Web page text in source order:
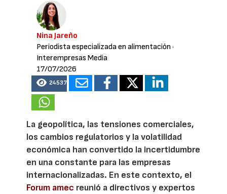
Nina Jareño
Periodista especializada en alimentación ·
Interempresas Media
17/07/2026
24537
La geopolítica, las tensiones comerciales,
los cambios regulatorios y la volatilidad
económica han convertido la incertidumbre
en una constante para las empresas
internacionalizadas. En este contexto, el
Forum amec reunió a directivos y expertos